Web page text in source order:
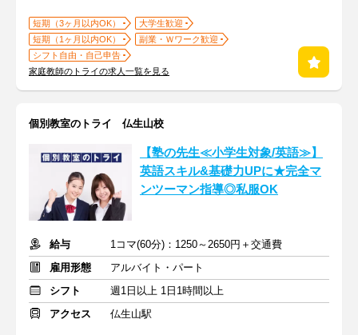
短期（3ヶ月以内OK）
大学生歓迎
短期（1ヶ月以内OK）
副業・Ｗワーク歓迎
シフト自由・自己申告
家庭教師のトライの求人一覧を見る
個別教室のトライ 仏生山校
【塾の先生≪小学生対象/英語≫】
英語スキル&基礎力UPに★完全マ
ンツーマン指導◎私服OK
給与
1コマ(60分)：1250～2650円＋交通費
雇用形態
アルバイト・パート
シフト
週1日以上 1日1時間以上
アクセス
仏生山駅